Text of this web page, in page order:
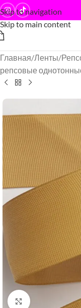
Skip to navigation
Skip to main content
Главная/Ленты/
репсовые
Нажмите,